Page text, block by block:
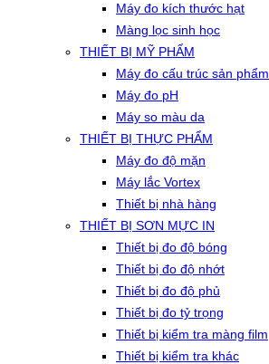
Máy đo kích thước hạt
Màng lọc sinh học
THIẾT BỊ MỸ PHẨM
Máy đo cấu trúc sản phẩm
Máy đo pH
Máy so màu da
THIẾT BỊ THỰC PHẨM
Máy đo độ mặn
Máy lắc Vortex
Thiết bị nhà hàng
THIẾT BỊ SƠN MỰC IN
Thiết bị đo độ bóng
Thiết bị đo độ nhớt
Thiết bị đo độ phủ
Thiết bị đo tỷ trọng
Thiết bị kiểm tra màng film
Thiết bị kiểm tra khác